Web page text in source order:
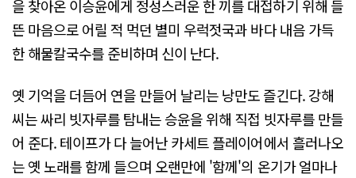
을 찾아온 이승윤에게 정성스러운 한 끼를 대접하기 위해 들
뜬 마음으로 어릴 적 먹던 별미 우럭젓국과 바다 내음 가득
한 해물칼국수를 준비하며 신이 난다.
옛 기억을 더듬어 연을 만들어 날리는 낭만도 즐긴다. 강해
씨는 싸리 빗자루를 탐내는 승윤을 위해 직접 빗자루를 만들
어 준다. 테이프가 다 늘어난 카세트 플레이어에서 흘러나오
는 옛 노래를 함께 들으며 오랜만에 '함께'의 온기가 얼마나